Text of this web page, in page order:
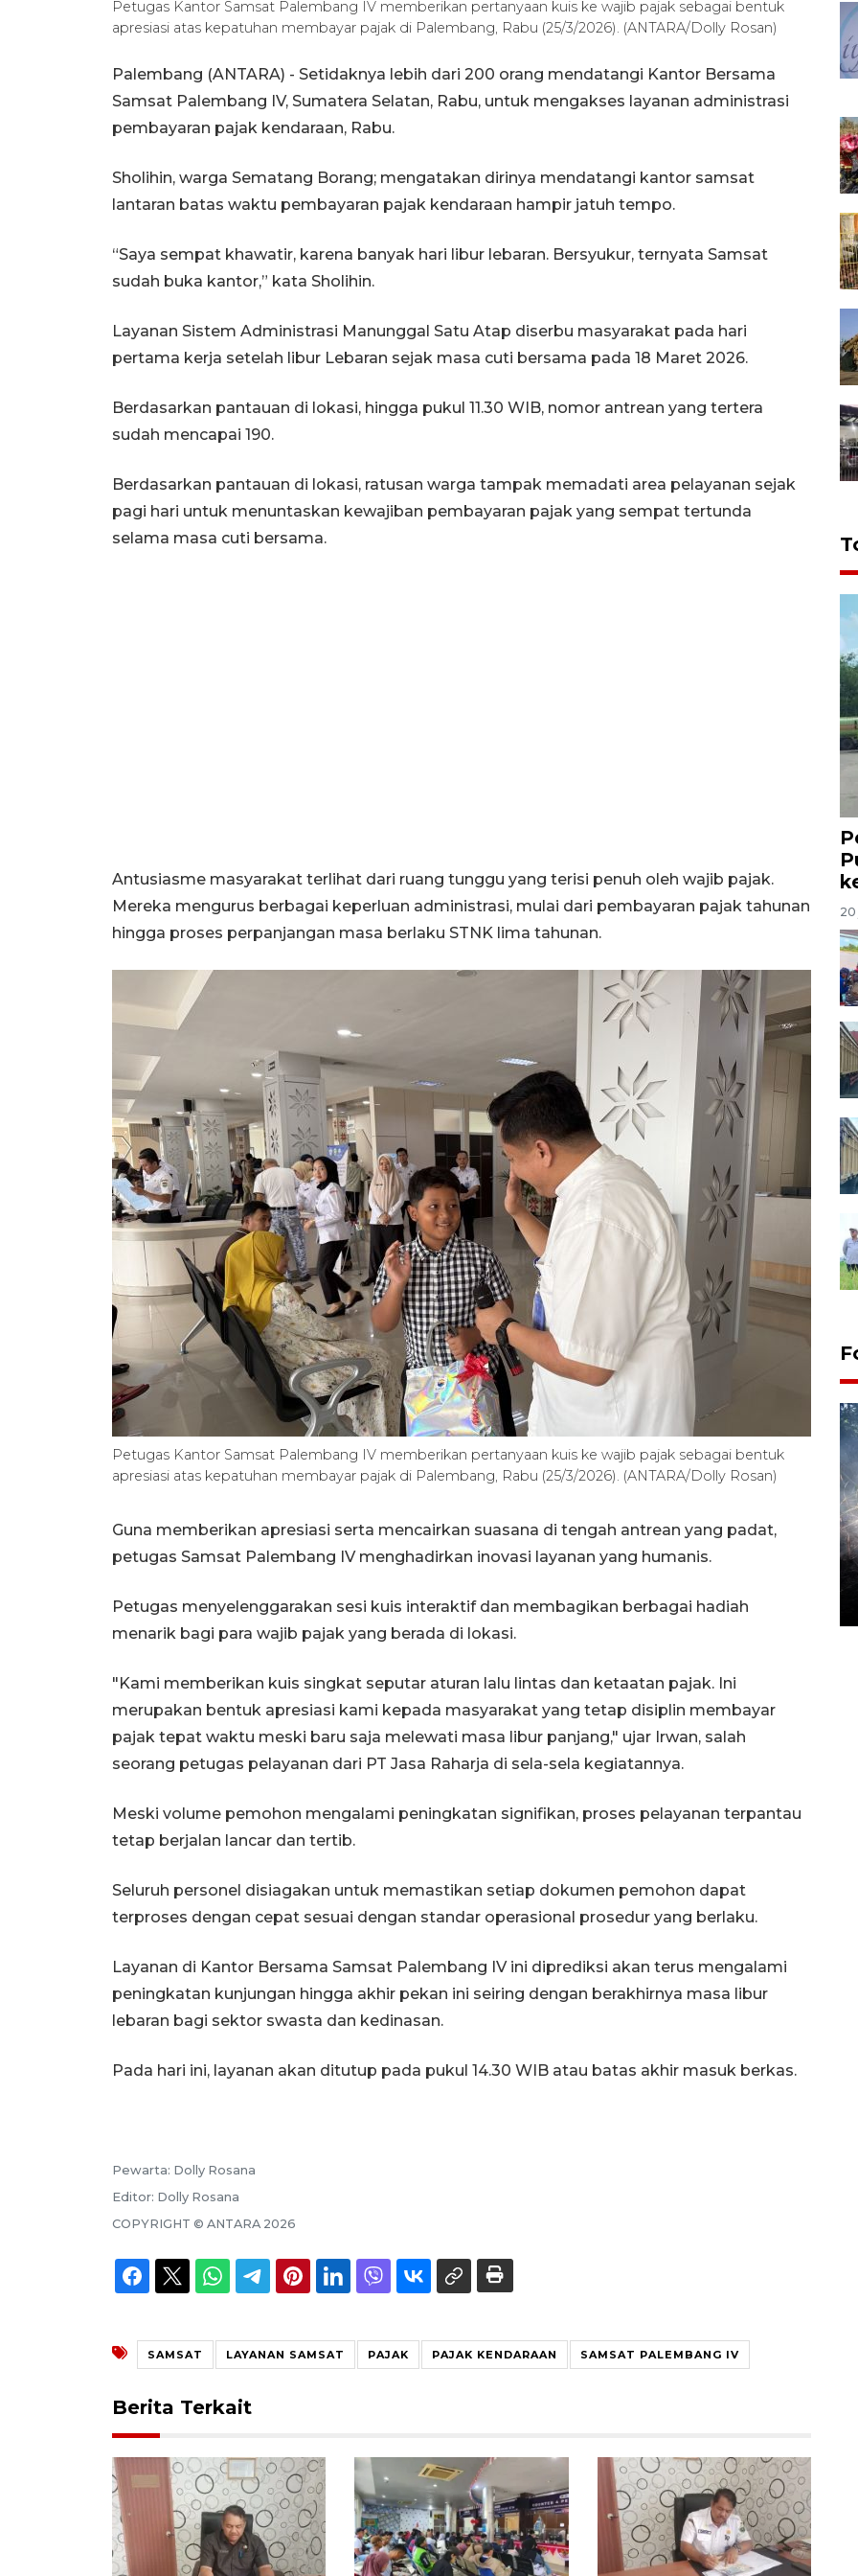
Petugas Kantor Samsat Palembang IV memberikan pertanyaan kuis ke wajib pajak sebagai bentuk
apresiasi atas kepatuhan membayar pajak di Palembang, Rabu (25/3/2026). (ANTARA/Dolly Rosan)
Palembang (ANTARA) - Setidaknya lebih dari 200 orang mendatangi Kantor Bersama
Samsat Palembang IV, Sumatera Selatan, Rabu, untuk mengakses layanan administrasi
pembayaran pajak kendaraan, Rabu.
Sholihin, warga Sematang Borang; mengatakan dirinya mendatangi kantor samsat
lantaran batas waktu pembayaran pajak kendaraan hampir jatuh tempo.
“Saya sempat khawatir, karena banyak hari libur lebaran. Bersyukur, ternyata Samsat
sudah buka kantor,” kata Sholihin.
Layanan Sistem Administrasi Manunggal Satu Atap diserbu masyarakat pada hari
pertama kerja setelah libur Lebaran sejak masa cuti bersama pada 18 Maret 2026.
Berdasarkan pantauan di lokasi, hingga pukul 11.30 WIB, nomor antrean yang tertera
sudah mencapai 190.
Berdasarkan pantauan di lokasi, ratusan warga tampak memadati area pelayanan sejak
pagi hari untuk menuntaskan kewajiban pembayaran pajak yang sempat tertunda
selama masa cuti bersama.
Antusiasme masyarakat terlihat dari ruang tunggu yang terisi penuh oleh wajib pajak.
Mereka mengurus berbagai keperluan administrasi, mulai dari pembayaran pajak tahunan
hingga proses perpanjangan masa berlaku STNK lima tahunan.
Petugas Kantor Samsat Palembang IV memberikan pertanyaan kuis ke wajib pajak sebagai bentuk
apresiasi atas kepatuhan membayar pajak di Palembang, Rabu (25/3/2026). (ANTARA/Dolly Rosan)
Guna memberikan apresiasi serta mencairkan suasana di tengah antrean yang padat,
petugas Samsat Palembang IV menghadirkan inovasi layanan yang humanis.
Petugas menyelenggarakan sesi kuis interaktif dan membagikan berbagai hadiah
menarik bagi para wajib pajak yang berada di lokasi.
"Kami memberikan kuis singkat seputar aturan lalu lintas dan ketaatan pajak. Ini
merupakan bentuk apresiasi kami kepada masyarakat yang tetap disiplin membayar
pajak tepat waktu meski baru saja melewati masa libur panjang," ujar Irwan, salah
seorang petugas pelayanan dari PT Jasa Raharja di sela-sela kegiatannya.
Meski volume pemohon mengalami peningkatan signifikan, proses pelayanan terpantau
tetap berjalan lancar dan tertib.
Seluruh personel disiagakan untuk memastikan setiap dokumen pemohon dapat
terproses dengan cepat sesuai dengan standar operasional prosedur yang berlaku.
Layanan di Kantor Bersama Samsat Palembang IV ini diprediksi akan terus mengalami
peningkatan kunjungan hingga akhir pekan ini seiring dengan berakhirnya masa libur
lebaran bagi sektor swasta dan kedinasan.
Pada hari ini, layanan akan ditutup pada pukul 14.30 WIB atau batas akhir masuk berkas.
Pewarta: Dolly Rosana
Editor: Dolly Rosana
COPYRIGHT © ANTARA 2026
SAMSAT LAYANAN SAMSAT PAJAK PAJAK KENDARAAN SAMSAT PALEMBANG IV
Berita Terkait
20
Alokasi anggaran untuk bibit
15 June 2026 11:15 WIB